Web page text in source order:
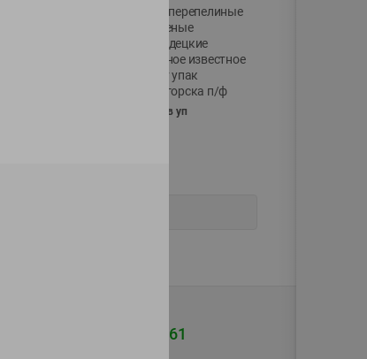
Яйца перепелиные
копченые
Молодецкие
Местное известное
20 шт упак
Солигорска п/ф
20шт в уп
+375 44 560-60-61